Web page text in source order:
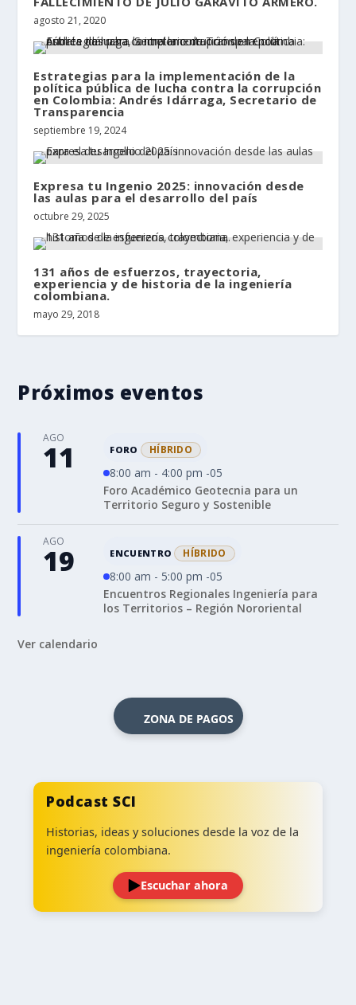
agosto 21, 2020
Estrategias para la implementación de la
política pública de lucha contra la corrupción
en Colombia: Andrés Idárraga, Secretario de
Transparencia
septiembre 19, 2024
Expresa tu Ingenio 2025: innovación desde
las aulas para el desarrollo del país
octubre 29, 2025
131 años de esfuerzos, trayectoria,
experiencia y de historia de la ingeniería
colombiana.
mayo 29, 2018
Próximos eventos
AGO
11 FORO HÍBRIDO
8:00 am - 4:00 pm -05
Foro Académico Geotecnia para un
Territorio Seguro y Sostenible
AGO
19 ENCUENTRO HÍBRIDO
8:00 am - 5:00 pm -05
Encuentros Regionales Ingeniería para
los Territorios – Región Nororiental
Ver calendario
ZONA DE PAGOS
Podcast SCI
Historias, ideas y soluciones desde la voz de la
ingeniería colombiana.
Escuchar ahora